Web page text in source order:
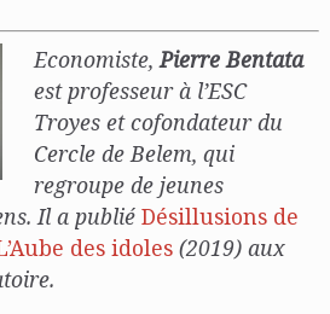
Economiste,Pierre Bentata
est professeur à l’ESC
Troyes et cofondateur du
Cercle de Belem, qui
regroupe de jeunes
Il a publié Désillusions de
des idoles(2019) aux